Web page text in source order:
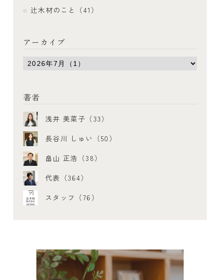
辻木材のこと（41）
アーカイブ
著者
浅井 美菜子（33）
長谷川 しゅい（50）
畠山 正浩（38）
代表（364）
スタッフ（76）